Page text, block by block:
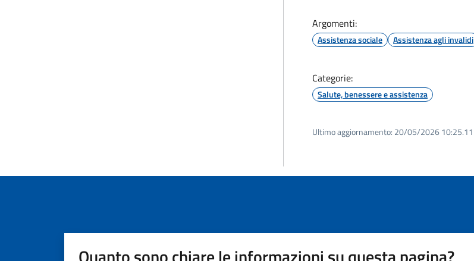
Argomenti:
Assistenza sociale Assistenza agli invalidi
Categorie:
Salute, benessere e assistenza
Ultimo aggiornamento: 20/05/2026 10:25.11